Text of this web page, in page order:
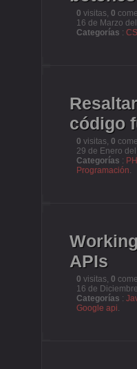
0 visitas, 0
16 de Marzo
Categorías :
código
0 visitas, 0
29 de Enero
Categorías :
Programación.
APIs
0 visitas, 0
16 de
Categorías :
Google api.